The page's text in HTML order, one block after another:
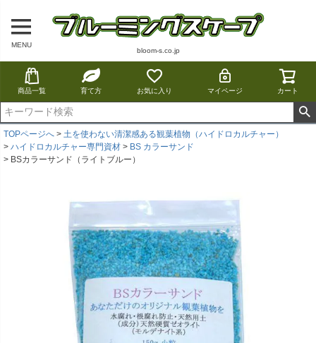
MENU
bloom-s.co.jp
商品一覧 育て方 お気に入り マイページ カート
TOPページへ
土を使わない清潔感ある観葉植物（ハイドロカルチャー）
ハイドロカルチャー専門資材
BS カラーサンド
BSカラーサンド（ライトブルー）